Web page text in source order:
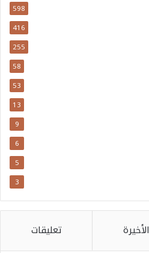
598
416
255
58
53
13
9
6
5
3
الأخيرة تعليقات